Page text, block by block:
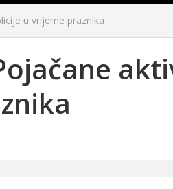
u vrijeme praznika